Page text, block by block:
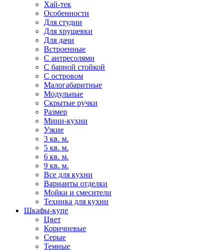
Хай-тек
Особенности
Для студии
Для хрущевки
Для дачи
Встроенные
С антресолями
С барной стойкой
С островом
Малогабаритные
Модульные
Скрытые ручки
Размер
Мини-кухни
Узкие
3 кв. м.
5 кв. м.
6 кв. м.
9 кв. м.
Все для кухни
Варианты отделки
Мойки и смесители
Техника для кухни
Шкафы-купе
Цвет
Коричневые
Серые
Темные